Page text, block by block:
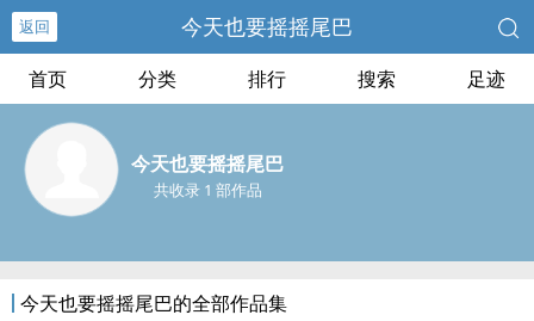
返回 今天也要摇摇尾巴
首页 分类 排行 搜索 足迹
今天也要摇摇尾巴
共收录 1 部作品
今天也要摇摇尾巴的全部作品集